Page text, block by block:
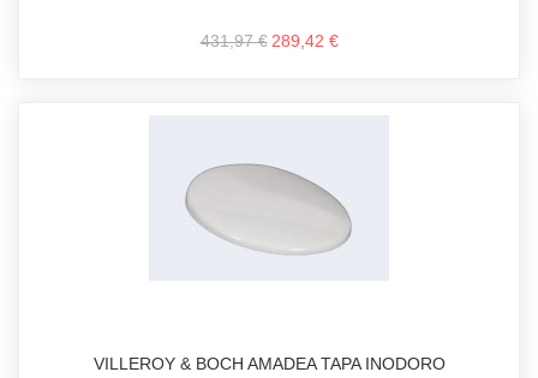
431,97 € 289,42 €
VILLEROY & BOCH AMADEA TAPA INODORO